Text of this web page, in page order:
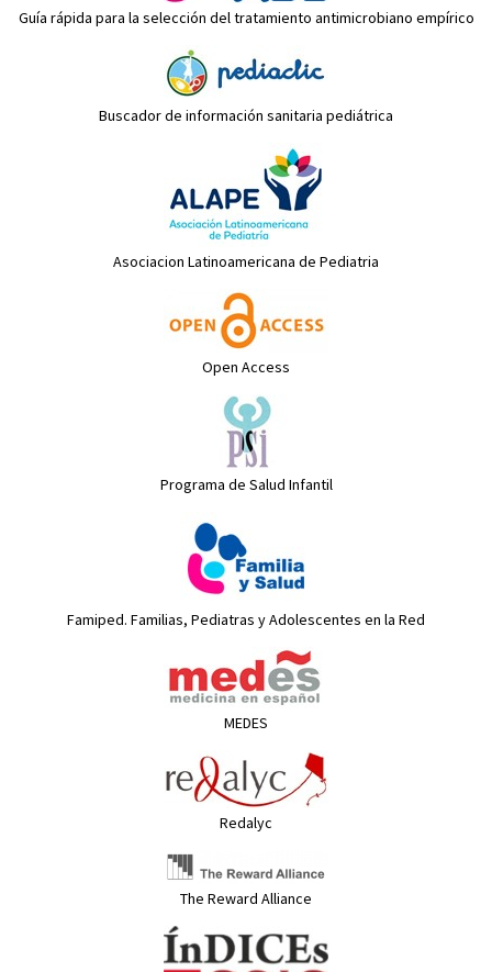
Guía rápida para la selección del tratamiento antimicrobiano empírico
Buscador de información sanitaria pediátrica
Asociacion Latinoamericana de Pediatria
Open Access
Programa de Salud Infantil
Famiped. Familias, Pediatras y Adolescentes en la Red
MEDES
Redalyc
The Reward Alliance